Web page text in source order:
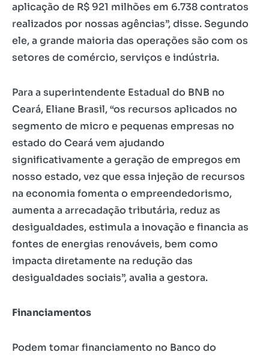
aplicação de R$ 921 milhões em 6.738 contratos
realizados por nossas agências”, disse. Segundo
ele, a grande maioria das operações são com os
setores de comércio, serviços e indústria.
Para a superintendente Estadual do BNB no
Ceará, Eliane Brasil, “os recursos aplicados no
segmento de micro e pequenas empresas no
estado do Ceará vem ajudando
significativamente a geração de empregos em
nosso estado, vez que essa injeção de recursos
na economia fomenta o empreendedorismo,
aumenta a arrecadação tributária, reduz as
desigualdades, estimula a inovação e financia as
fontes de energias renováveis, bem como
impacta diretamente na redução das
desigualdades sociais”, avalia a gestora.
Financiamentos
Podem tomar financiamento no Banco do